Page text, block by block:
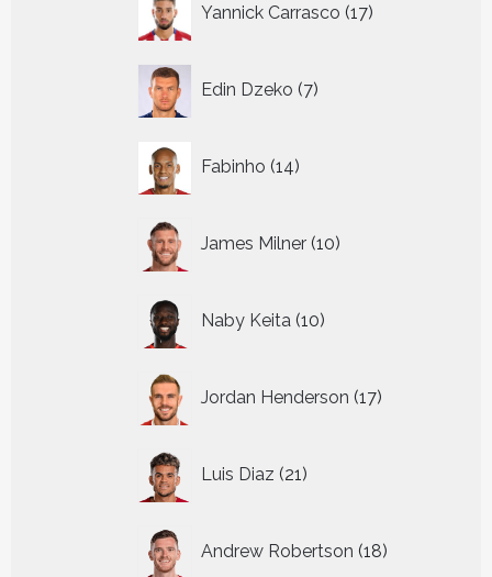
Yannick Carrasco 17
producten
Edin Dzeko 7
producten
Fabinho 14
producten
James Milner 10
producten
Naby Keita 10
producten
Jordan Henderson 17
producten
Luis Diaz 21
producten
Andrew Robertson 18
producten